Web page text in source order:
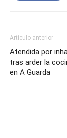
Artículo anterior
Atendida por
tras arder la
en A Guarda